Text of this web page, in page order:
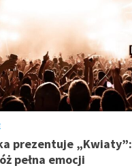
prezentuje „Kwiaty”:
pełna emocji